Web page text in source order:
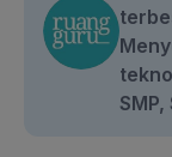
SMP,